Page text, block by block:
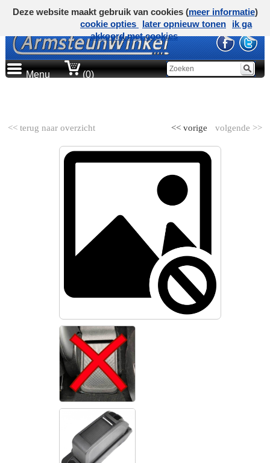
Menu (0)
<< terug naar overzicht volgende >>
<< vorige
Deze website maakt gebruik van cookies (meer informatie)
cookie opties
later opnieuw tonen
ik ga
akkoord met cookies